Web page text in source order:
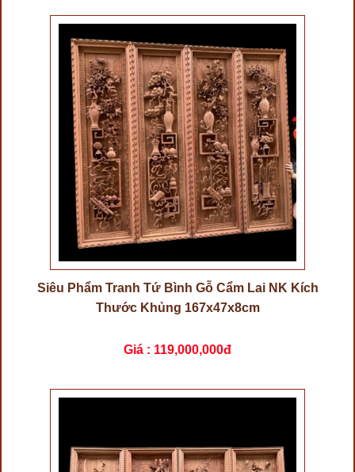
Siêu Phẩm Tranh Tứ Bình Gỗ Cẩm Lai NK Kích
Thước Khủng 167x47x8cm
Giá : 119,000,000đ